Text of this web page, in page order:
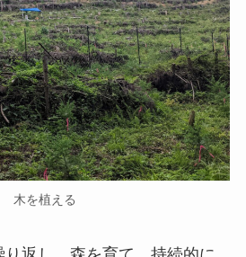
木を植える